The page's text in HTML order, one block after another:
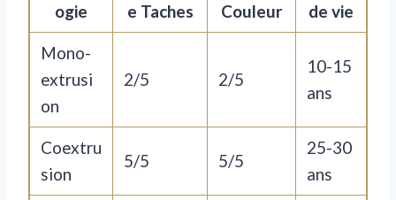
ogie
e Taches
Couleur
de vie
Mono-
extrusi
on
2/5 2/5
10-15
ans
Coextru
sion
5/5 5/5
25-30
ans